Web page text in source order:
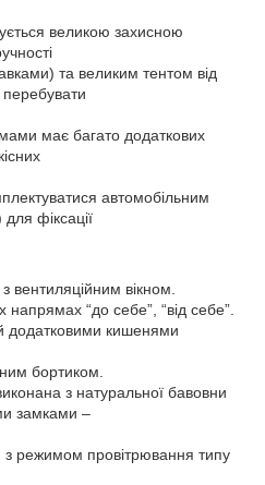
великою захисною
та великим тентом від
має багато додаткових
автомобільним
фіксації
вікном.
“до себе”, “від себе”.
додатковими кишенями
бортиком.
з натуральної бавовни
замками –
режимом провітрювання типу